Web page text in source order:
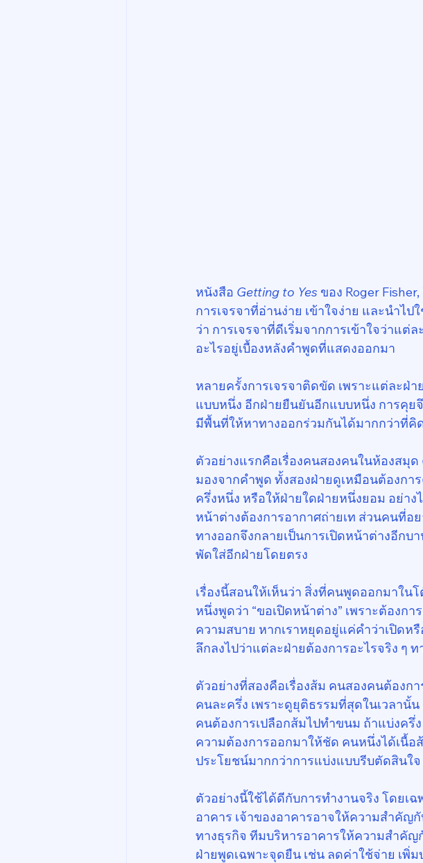
หนังสือ Getting to Yes ของ Roger
การเจรจาที่อ่านง่าย เข้าใจง่าย และนำไ
ว่า การเจรจาที่ดีเริ่มจากการเข้าใจว่าแต่
อะไรอยู่เบื้องหลังคำพูดที่แสดงออกมา
หลายครั้งการเจรจาติดขัด เพราะแต่ละฝ่
แบบหนึ่ง อีกฝ่ายยืนยันอีกแบบหนึ่ง การคุย
มีพื้นที่ให้หาทางออกร่วมกันได้มากกว่าที่คิ
ตัวอย่างแรกคือเรื่องคนสองคนในห้องสมุ
มองจากคำพูด ทั้งสองฝ่ายดูเหมือนต้องกา
ครึ่งหนึ่ง หรือให้ฝ่ายใดฝ่ายหนึ่งยอม อย่า
หน้าต่างต้องการอากาศถ่ายเท ส่วนคนที่อ
ทางออกจึงกลายเป็นการเปิดหน้าต่างอีกบ
พัดใส่อีกฝ่ายโดยตรง
เรื่องนี้สอนให้เห็นว่า สิ่งที่คนพูดออกมาใน
หนึ่งพูดว่า “ขอเปิดหน้าต่าง” เพราะต้องก
ความสบาย หากเราหยุดอยู่แค่คำว่าเปิดห
ลึกลงไปว่าแต่ละฝ่ายต้องการอะไรจริง ๆ
ตัวอย่างที่สองคือเรื่องส้ม คนสองคนต้อง
คนละครึ่ง เพราะดูยุติธรรมที่สุดในเวลานั้
คนต้องการเปลือกส้มไปทำขนม ถ้าแบ่งครึ่
ความต้องการออกมาให้ชัด คนหนึ่งได้เนื้อ
ประโยชน์มากกว่าการแบ่งแบบรีบตัดสินใจ
ตัวอย่างนี้ใช้ได้ดีกับการทำงานจริง โดยเ
อาคาร เจ้าของอาคารอาจให้ความสำคั
ทางธุรกิจ ทีมบริหารอาคารให้ความสำคั
ฝ่ายพูดเฉพาะจุดยืน เช่น ลดค่าใช้จ่าย เพิ่